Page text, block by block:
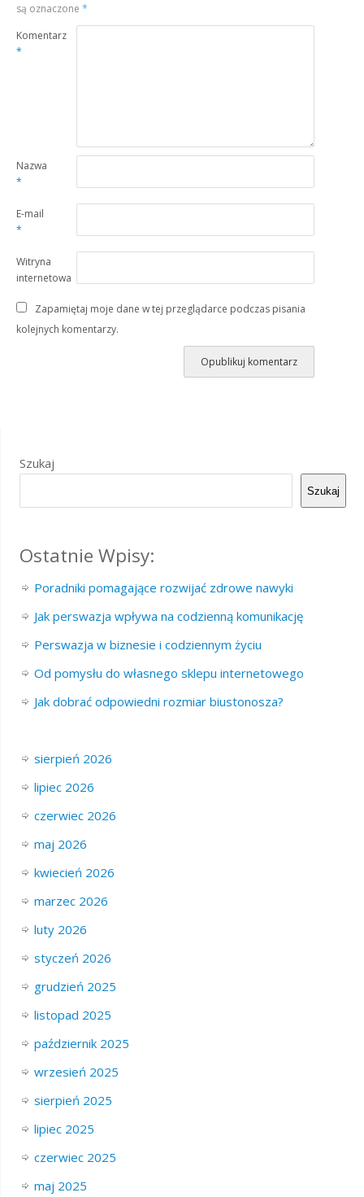
są oznaczone*
Komentarz
*
Nazwa
*
E-mail
*
Witryna
internetowa
Zapamiętaj moje dane w tej przeglądarce podczas pisania
kolejnych komentarzy.
Szukaj
Szukaj
Ostatnie Wpisy:
Poradniki pomagające rozwijać zdrowe nawyki
Jak perswazja wpływa na codzienną komunikację
Perswazja w biznesie i codziennym życiu
Od pomysłu do własnego sklepu internetowego
Jak dobrać odpowiedni rozmiar biustonosza?
sierpień 2026
lipiec 2026
czerwiec 2026
maj 2026
kwiecień 2026
marzec 2026
luty 2026
styczeń 2026
grudzień 2025
listopad 2025
październik 2025
wrzesień 2025
sierpień 2025
lipiec 2025
czerwiec 2025
maj 2025